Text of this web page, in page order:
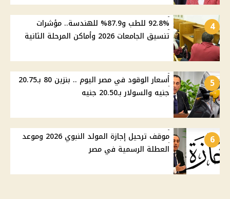
4
92.8% للطب و87.9% للهندسة.. مؤشرات
تنسيق الجامعات 2026 وأماكن المرحلة الثانية
5
أسعار الوقود في مصر اليوم .. بنزين 80 بـ20.75
جنيه والسولار بـ20.50 جنيه
6
موقف ترحيل إجازة المولد النبوي 2026 وموعد
العطلة الرسمية في مصر